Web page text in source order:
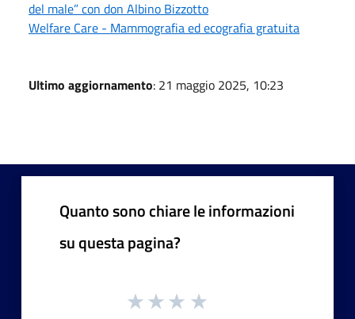
del male” con don Albino Bizzotto
Welfare Care - Mammografia ed ecografia gratuita
Ultimo aggiornamento: 21 maggio 2025, 10:23
Quanto sono chiare le informazioni
su questa pagina?